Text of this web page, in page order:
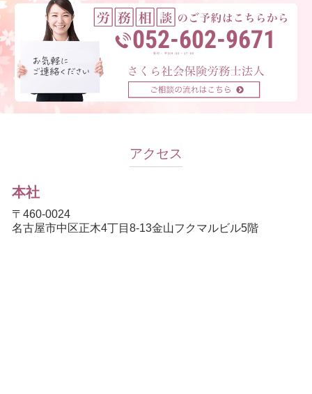
052-602-9671
受付：平日9:00～17:00
アクセス
本社
〒460-0024
名古屋市中区正木4丁目8-13金山フクマルビル5階